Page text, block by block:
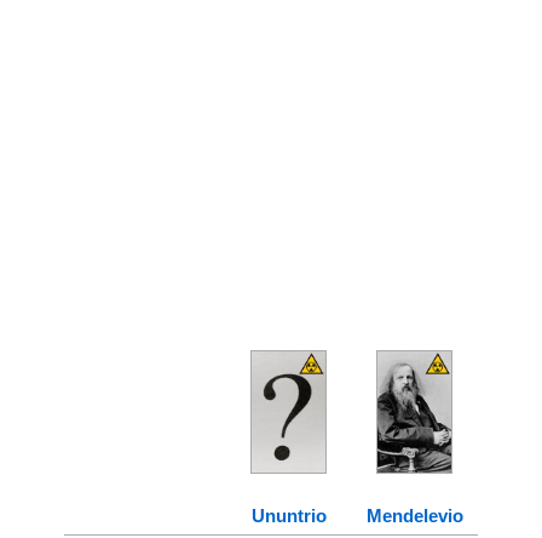
Ununtrio
Mendelevio